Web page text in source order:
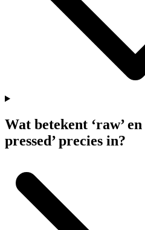
Wat betekent ‘raw’
pressed’ precies in?